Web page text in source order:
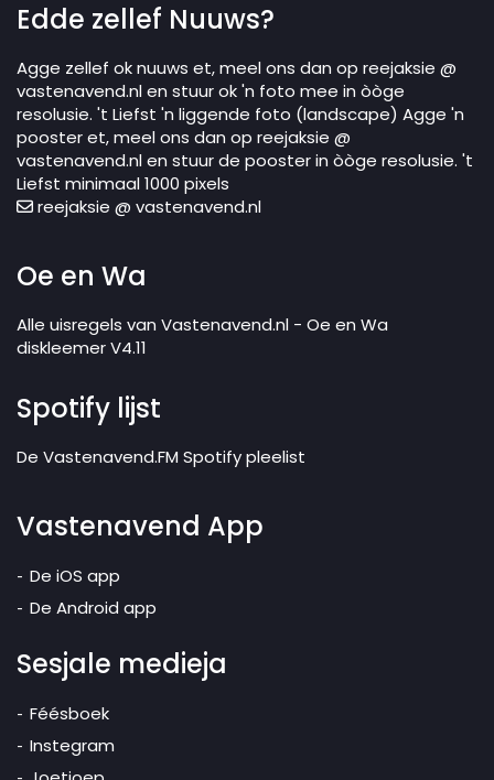
Edde zellef Nuuws?
Agge zellef ok nuuws et, meel ons dan op reejaksie @
vastenavend.nl en stuur ok 'n foto mee in òòge
resolusie. 't Liefst 'n liggende foto (landscape) Agge 'n
pooster et, meel ons dan op reejaksie @
vastenavend.nl en stuur de pooster in òòge resolusie. 't
Liefst minimaal 1000 pixels
reejaksie @ vastenavend.nl
Oe en Wa
Alle uisregels van Vastenavend.nl - Oe en Wa
diskleemer V4.11
Spotify lijst
De Vastenavend.FM Spotify pleelist
Vastenavend App
De iOS app
De Android app
Sesjale medieja
Féésboek
Instegram